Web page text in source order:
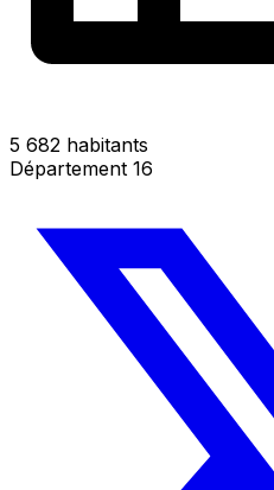
5 682 habitants
Département 16